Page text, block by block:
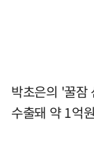
박초은의 '꿀잠
수출돼 약 1억